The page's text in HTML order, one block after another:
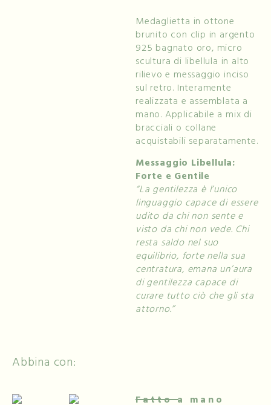
Medaglietta in ottone
brunito con clip in argento
925 bagnato oro, micro
scultura di libellula in alto
rilievo e messaggio inciso
sul retro. Interamente
realizzata e assemblata a
mano. Applicabile a mix di
bracciali o collane
acquistabili separatamente.
Messaggio Libellula:
Forte e Gentile
“La gentilezza è l’unico
linguaggio capace di essere
udito da chi non sente e
visto da chi non vede. Chi
resta saldo nel suo
equilibrio, forte nella sua
centratura, emana un’aura
di gentilezza capace di
curare tutto ciò che gli sta
attorno.”
Abbina con:
Fatto a mano